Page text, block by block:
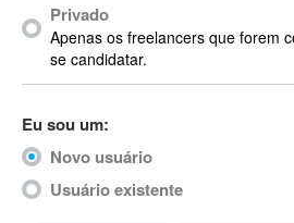
Acrobat X
Acronis
ACT
Actimize
ActionScript
ActionScript 3
Privado
Apenas os freelancers que forem
se candidatar.
Eu sou um:
Novo usuário
Usuário existente